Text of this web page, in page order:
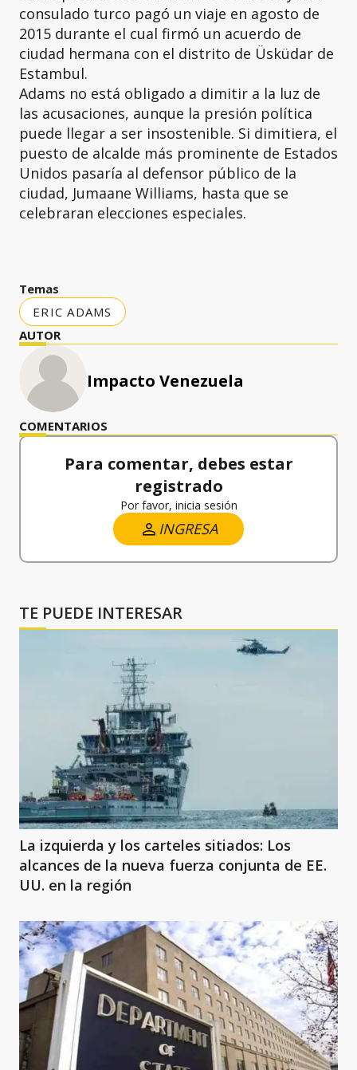
consulado turco pagó un viaje en agosto de
2015 durante el cual firmó un acuerdo de
ciudad hermana con el distrito de Üsküdar de
Estambul.
Adams no está obligado a dimitir a la luz de
las acusaciones, aunque la presión política
puede llegar a ser insostenible. Si dimitiera, el
puesto de alcalde más prominente de Estados
Unidos pasaría al defensor público de la
ciudad, Jumaane Williams, hasta que se
celebraran elecciones especiales.
Temas
ERIC ADAMS
AUTOR
Impacto Venezuela
COMENTARIOS
Para comentar, debes estar
registrado
Por favor, inicia sesión
INGRESA
TE PUEDE INTERESAR
La izquierda y los carteles sitiados: Los
alcances de la nueva fuerza conjunta de EE.
UU. en la región